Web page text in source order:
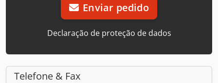
Enviar pedido
Declaração de proteção de dados
Telefone & Fax